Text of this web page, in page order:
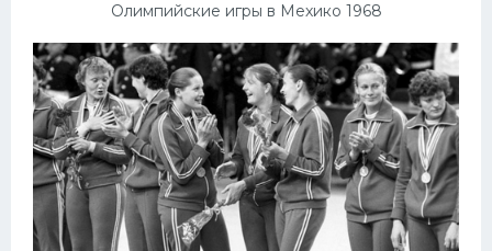
Олимпийские игры в Мехико 1968